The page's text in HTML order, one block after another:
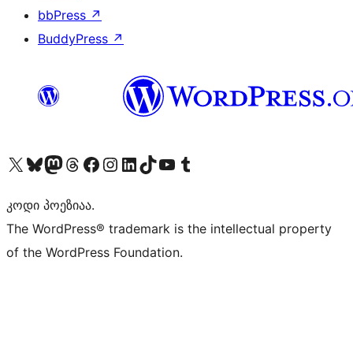
bbPress ↗
BuddyPress ↗
Visit our X (formerly Twitter) account
Visit our Bluesky account
Visit our Mastodon account
Visit our Threads account
Visit our Facebook page
Visit our Instagram account
Visit our LinkedIn account
Visit our TikTok account
Visit our YouTube channel
Visit our Tumblr account
კოდი პოეზიაა.
The WordPress® trademark is the intellectual property
of the WordPress Foundation.